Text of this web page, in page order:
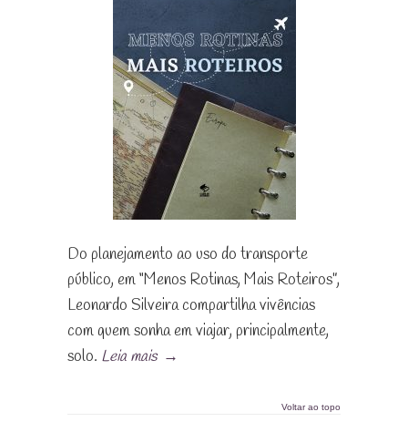
Do planejamento ao uso do transporte
público, em “Menos Rotinas, Mais Roteiros”,
Leonardo Silveira compartilha vivências
com quem sonha em viajar, principalmente,
solo. Leia mais →
Voltar ao topo